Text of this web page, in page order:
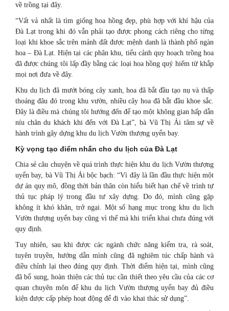
về trồng tại đây.
“Vất vả nhất là tìm giống hoa hồng đẹp, phù hợp với khí hậu của
Đà Lạt trong khi đó vẫn phải tạo được phong cách riêng cho từng
loại khi khoe sắc trên mảnh đất được mệnh danh là thành phố ngàn
hoa – Đà Lạt. Hiện tại các phân khu, tiểu cảnh quy hoạch trồng hoa
đã được chúng tôi lấp đầy bằng các loại hoa hồng quý hiếm từ khắp
mọi nơi đưa về đây.
Khu du lịch đã mướt bóng cây xanh, hoa đã bắt đầu tạo nụ và thấp
thoáng đâu đó trong khu vườn, nhiều cây hoa đã bắt đầu khoe sắc.
Đây là điều mà chúng tôi hướng đến để tạo một không gian hấp dẫn
níu chân du khách khi đến với Đà Lạt”, bà Vũ Thị Ái tâm sự về
hành trình gây dựng khu du lịch Vườn thượng uyển bay.
Kỳ vọng tạo điểm nhấn cho du lịch của Đà Lạt
Chia sẻ câu chuyện về quá trình thực hiện khu du lịch Vườn thượng
uyển bay, bà Vũ Thị Ái bộc bạch: “Vì đây là lần đầu thực hiện một
dự án quy mô, đồng thời bản thân còn hiểu biết hạn chế về trình tự
thủ tục pháp lý trong đầu tư xây dựng. Do đó, mình cũng gặp
không ít khó khăn, trở ngại. Một số hạng mục trong khu du lịch
Vườn thượng uyển bay cũng vì thế mà khi triển khai chưa đúng với
quy định.
Tuy nhiên, sau khi được các ngành chức năng kiểm tra, rà soát,
tuyên truyền, hướng dẫn mình cũng đã nghiêm túc chấp hành và
điều chỉnh lại theo đúng quy định. Thời điểm hiện tại, mình cũng
đã bổ sung, hoàn thiện các thủ tục cần thiết theo yêu cầu của các cơ
quan chuyên môn để khu du lịch Vườn thượng uyển bay đủ điều
kiện được cấp phép hoạt động để đi vào khai thác sử dụng”.